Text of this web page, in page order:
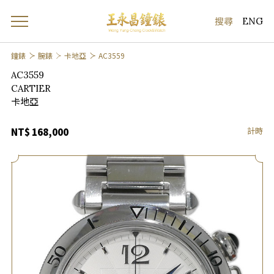
ENG
鐘錶 腕錶 卡地亞 AC3559
AC3559
CARTIER
卡地亞
NT$ 168,000 計時